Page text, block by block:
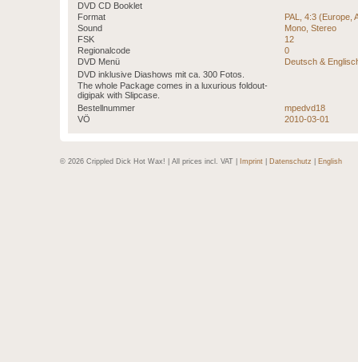
DVD CD Booklet
Format
PAL, 4:3 (Europe,
Sound
Mono, Stereo
FSK
12
Regionalcode
0
DVD Menü
Deutsch &
DVD inklusive Diashows mit ca. 300 Fotos.
The whole Package comes in a luxurious foldout-
digipak with Slipcase.
Bestellnummer
mpedvd18
VÖ
2010-03-01
© 2026 Crippled Dick Hot Wax! | All prices incl. VAT | Imprint Datenschutz English